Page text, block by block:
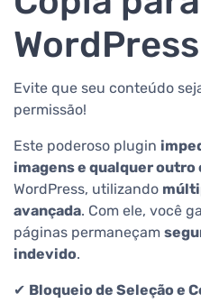
WordPress
Evite que seu conteúdo
permissão!
Este poderoso plugin
imagens e qualquer outro
WordPress, utilizando
avançada. Com ele, você
páginas permaneçam
indevido.
✔ Bloqueio de Seleção e